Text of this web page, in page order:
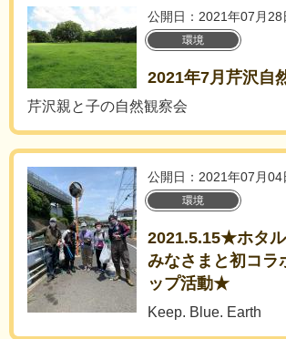
公開日：2021年07月28
環境
2021年7月芹沢自
芹沢親と子の自然観察会
公開日：2021年07月04
環境
2021.5.15★ホタ
みなさまと初コラ
ップ活動★
Keep. Blue. Earth